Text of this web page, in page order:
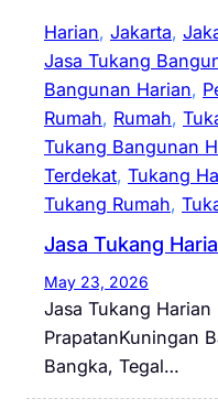
Harian, Jakarta,
Jasa Tukang
Bangunan Harian,
Rumah, Rumah,
Tukang Bangunan
Terdekat, Tukang
Tukang Rumah,
Jasa Tukang
May 23, 2026
Jasa Tukang Harian
PrapatanKuningan
Bangka, Tegal…